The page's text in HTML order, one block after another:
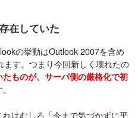
在していた
の挙動はOutlook 2007を含め
す。つまり今回新しく壊れたの
ものが、サーバ側の厳格化で初
はむしろ「今まで気づかずに平